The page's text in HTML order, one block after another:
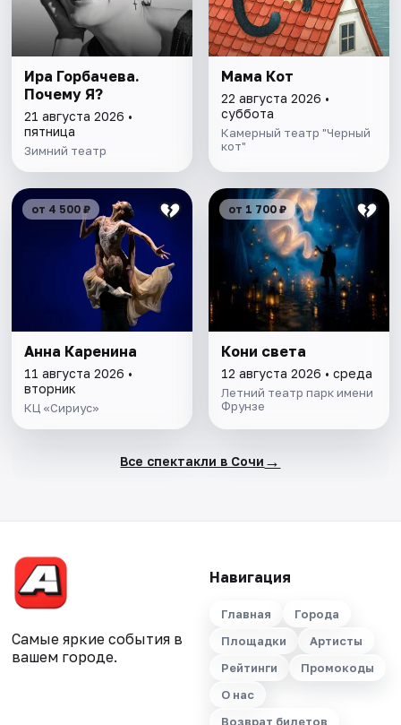
Ира Горбачева.
Почему Я?
21 августа 2026 •
пятница
Зимний театр
Мама Кот
22 августа 2026 •
суббота
Камерный театр "Черный
кот"
от 4 500 ₽
Анна Каренина
11 августа 2026 •
вторник
КЦ «Сириус»
от 1 700 ₽
Кони света
12 августа 2026 • среда
Летний театр парк имени
Фрунзе
Все спектакли в Сочи →
Самые яркие события в
вашем городе.
Навигация
Главная
Города
Площадки
Артисты
Рейтинги
Промокоды
О нас
Возврат билетов